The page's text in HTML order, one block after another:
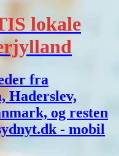
lokale
fra
Haderslev,
og resten
- mobil